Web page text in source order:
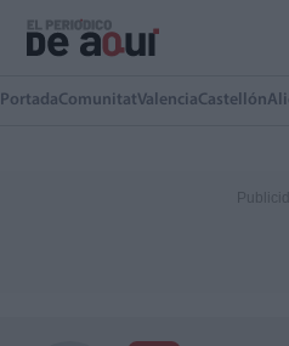
PortadaComunitatValenciaCastellón